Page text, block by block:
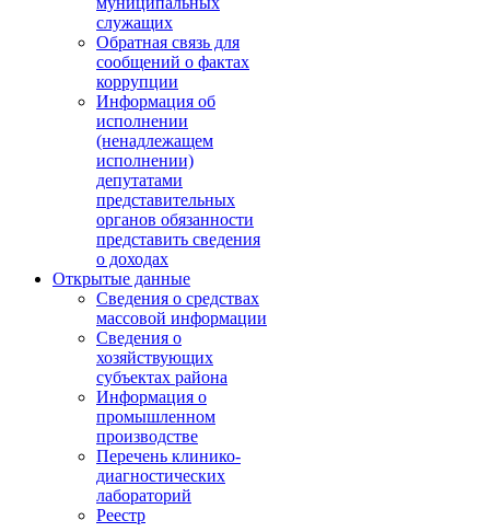
служащих
Обратная связь для
сообщений о фактах
коррупции
Информация об
исполнении
(ненадлежащем
исполнении)
депутатами
представительных
органов обязанности
представить сведения
о доходах
Открытые данные
Сведения о средствах
массовой информации
Сведения о
хозяйствующих
субъектах района
Информация о
промышленном
производстве
Перечень клинико-
диагностических
лабораторий
Реестр